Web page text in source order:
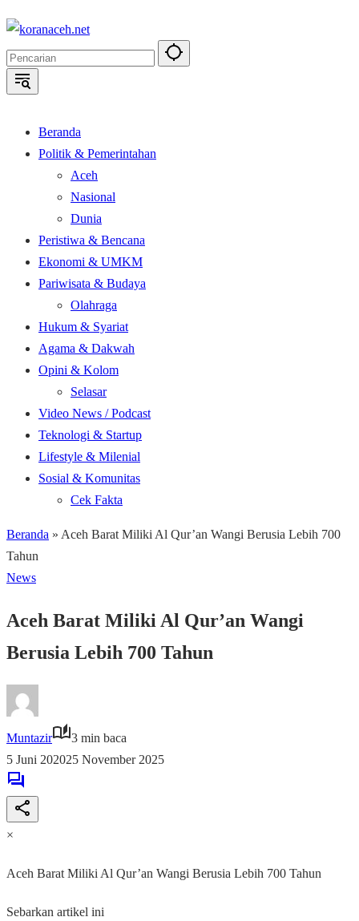
Langsung
konten
Beranda
Politik & Pemerintahan
Aceh
Nasional
Dunia
Peristiwa & Bencana
Ekonomi & UMKM
Pariwisata & Budaya
Olahraga
Hukum & Syariat
Agama & Dakwah
Opini & Kolom
Selasar
Video News / Podcast
Teknologi & Startup
Lifestyle & Milenial
Sosial & Komunitas
Cek Fakta
Beranda » Aceh Barat Miliki Al Qur’an Wangi Berusia Lebih 700
Tahun
News
Aceh Barat Miliki Al Qur’an Wangi
Berusia Lebih 700 Tahun
Muntazir
3 min baca
5 Juni 202025 November 2025
×
Aceh Barat Miliki Al Qur’an Wangi Berusia Lebih 700 Tahun
Sebarkan artikel ini